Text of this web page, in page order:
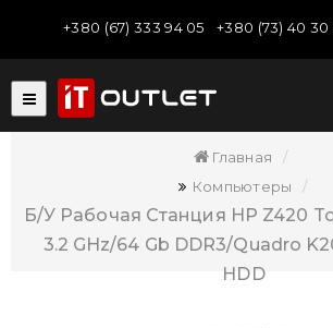
+380 (67) 333 94 05 +380 (73) 40 30
Главная
Компьютеры
Б/У Рабочая Станция HP Z420
3.2 GHz/64 Gb DDR3/Quadro
HDD